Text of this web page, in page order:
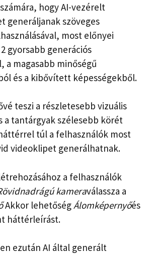
hogy AI-vezérelt
generáljanak szöveges
most előnyei
gyorsabb generációs
a magasabb minőségű
és a kibővített képességekből.
teszi a részletesebb vizuális
a tantárgyak szélesebb körét
túl a felhasználók most
videoklipet generálhatnak.
a felhasználók
kameraválassza a
Akkor lehetőségÁlomképernyőés
háttérleírást.
ezután AI által generált